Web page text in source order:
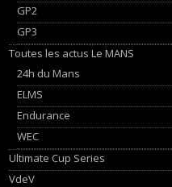
GP2
GP3
Toutes les actus Le MANS
24h du Mans
ELMS
Endurance
WEC
Ultimate Cup Series
VdeV